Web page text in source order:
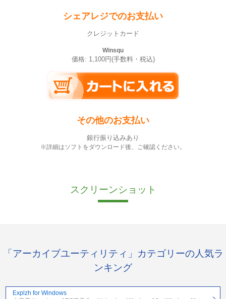
シェアレジでのお支払い
クレジットカード
Winsqu
価格: 1,100円(手数料・税込)
その他のお支払い
銀行振り込みあり
※詳細はソフトをダウンロード後、ご確認ください。
スクリーンショット
「アーカイブユーティリティ」カテゴリーの人気ラ
ンキング
Explzh for Windows